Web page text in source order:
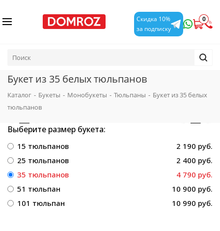
Скидка 10%
за подписку
0
Букет из 35 белых тюльпанов
Каталог - Букеты - Монобукеты - Тюльпаны - Букет из 35 белых
тюльпанов
Выберите размер букета:
15 тюльпанов
2 190 руб.
25 тюльпанов
2 400 руб.
35 тюльпанов
4 790 руб.
51 тюльпан
10 900 руб.
101 тюльпан
10 990 руб.